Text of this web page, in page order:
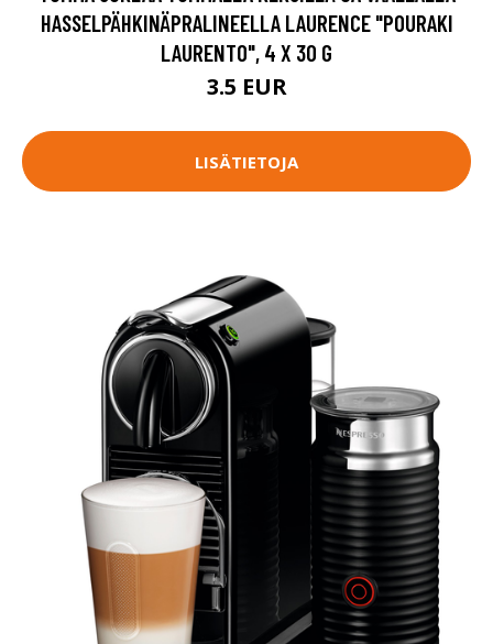
HASSELPÄHKINÄPRALINEELLA LAURENCE "POURAKI
LAURENTO", 4 X 30 G
3.5 EUR
LISÄTIETOJA